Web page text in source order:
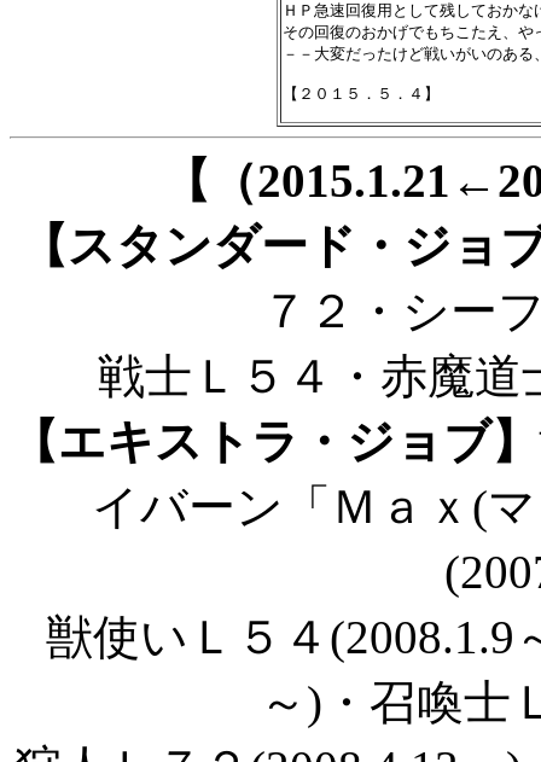
ＨＰ急速回復用として残しておかな
その回復のおかげでもちこたえ、や
－－大変だったけど戦いがいのあ
【（
【スタンダード・ジョ
７２・シー
戦士Ｌ５４・赤魔
【エキストラ・ジョブ】
イバーン「Ｍａｘ(
獣使いＬ５４(2008.1.9
～)・召喚士